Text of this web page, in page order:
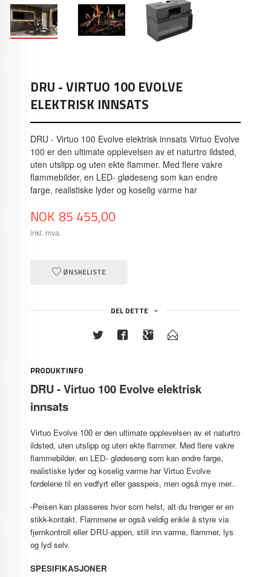
DRU - VIRTUO 100 EVOLVE
ELEKTRISK INNSATS
DRU - Virtuo 100 Evolve elektrisk innsats Virtuo Evolve
100 er den ultimate opplevelsen av et naturtro ildsted,
uten utslipp og uten ekte flammer. Med flere vakre
flammebilder, en LED- glødeseng som kan endre
farge, realistiske lyder og koselig varme har
Pris
NOK 85 455,00
inkl. mva.
ØNSKELISTE
DEL DETTE
PRODUKTINFO
DRU - Virtuo 100 Evolve elektrisk
innsats
Virtuo Evolve 100 er den ultimate opplevelsen av et naturtro
ildsted, uten utslipp og uten ekte flammer. Med flere vakre
flammebilder, en LED- glødeseng som kan endre farge,
realistiske lyder og koselig varme har Virtuo Evolve
fordelene til en vedfyrt eller gasspeis, men også mye mer..
-Peisen kan plasseres hvor som helst, alt du trenger er en
stikk-kontakt. Flammene er også veldig enkle å styre via
fjernkontroll eller DRU-appen, still inn varme, flammer, lys
og lyd selv.
SPESIFIKASJONER